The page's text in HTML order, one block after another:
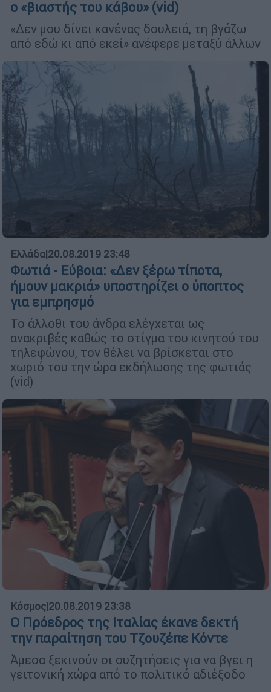
ο «βιαστής του κάβου» (vid)
«Δεν μου δίνει κανένας δουλειά, τη βγάζω
από εδώ κι από εκεί» ανέφερε μεταξύ άλλων
Ελλάδα|20.08.2019 23:48
Φωτιά - Εύβοια: «Δεν ξέρω τίποτα,
ήμουν μακριά» υποστηρίζει ο ύποπτος
για εμπρησμό
Το άλλοθι του άνδρα ελέγχεται ως
ανακριβές καθώς το στίγμα του κινητού του
τηλεφώνου, τον θέλει να βρίσκεται στο
χωριό του την ώρα εκδήλωσης της φωτιάς
(vid)
Κόσμος|20.08.2019 23:38
Ο Πρόεδρος της Ιταλίας έκανε δεκτή
την παραίτηση του Τζουζέπε Κόντε
Άμεσα ξεκινούν οι συζητήσεις για να βγει η
γειτονική χώρα από το πολιτικό αδιέξοδο